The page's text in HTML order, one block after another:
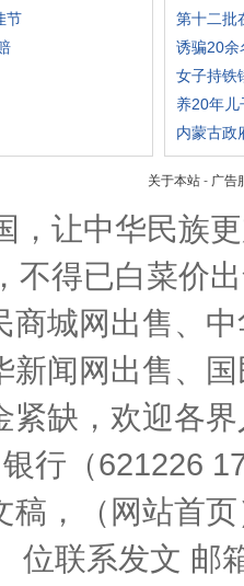
节
第十二批
诱骗20余
女子持铁
养20年
内蒙古政
关于本站 - 广告
，让中华民族
不得已白菜价
商城网出售、
新闻网出售、
紧缺，欢迎各
银行（621226
稿，（网站首
位联系发文 邮